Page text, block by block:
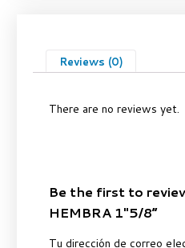
Reviews (0)
There are no reviews yet.
Be the first to
HEMBRA 1″5/8”
Tu dirección de correo